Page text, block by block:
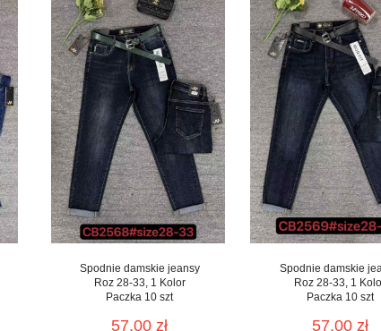
Spodnie damskie jeansy
Roz 28-33, 1 Kolor
Paczka 10 szt
57.00 zł
Spodnie damskie
Roz 28-33, 1
Paczka 10 szt
57.00 zł